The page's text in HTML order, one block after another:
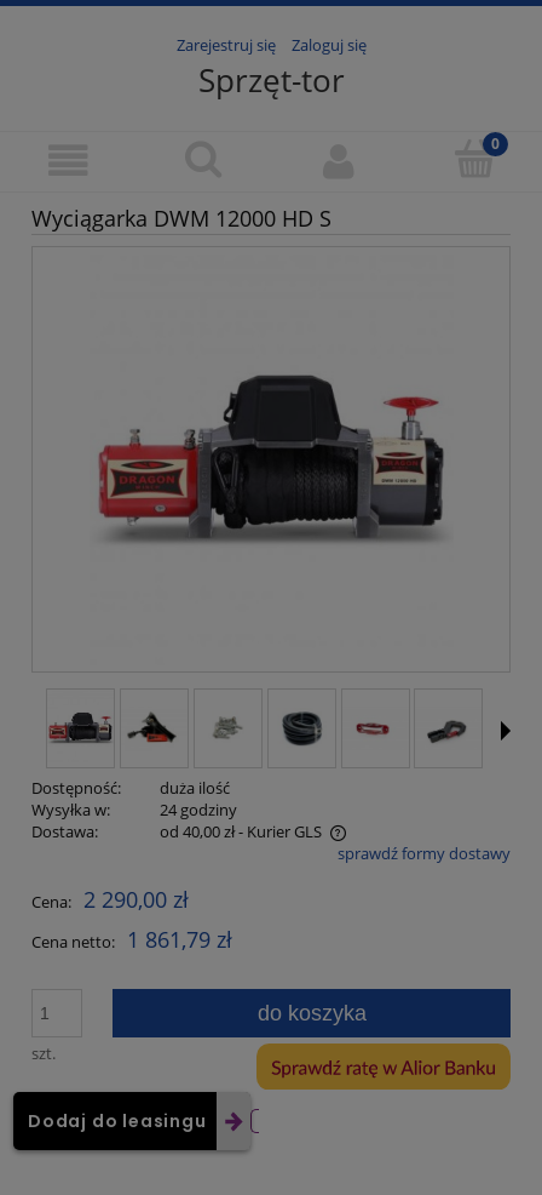
Zarejestruj się Zaloguj się
Sprzęt-tor
Wyciągarka DWM 12000 HD S
Dostępność:
duża ilość
Wysyłka w:
24 godziny
Dostawa:
od 40,00 zł- Kurier GLS
Cena nie zawiera ewentualnych kosztów płatnościsprawdź formy dostawy
Cena: 2 290,00 zł
Cena netto: 1 861,79 zł
szt.
do koszyka
Dodaj do leasingu